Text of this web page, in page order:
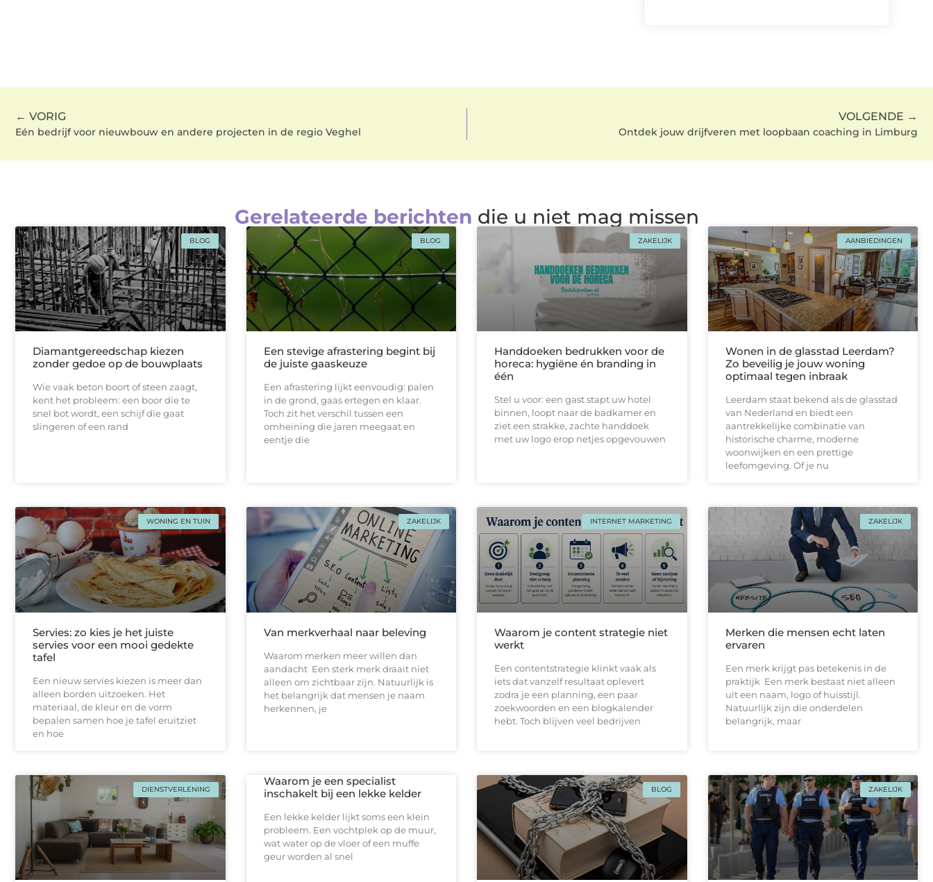
← VORIG
Eén bedrijf voor nieuwbouw en andere projecten in de regio Veghel
VOLGENDE →
Ontdek jouw drijfveren met loopbaan coaching in Limburg
Gerelateerde berichten die u niet mag missen
BLOG
Diamantgereedschap kiezen
zonder gedoe op de bouwplaats
Wie vaak beton boort of steen zaagt,
kent het probleem: een boor die te
snel bot wordt, een schijf die gaat
slingeren of een rand
BLOG
Een stevige afrastering begint bij
de juiste gaaskeuze
Een afrastering lijkt eenvoudig: palen
in de grond, gaas ertegen en klaar.
Toch zit het verschil tussen een
omheining die jaren meegaat en
eentje die
ZAKELIJK
Handdoeken bedrukken voor de
horeca: hygiëne én branding in
één
Stel u voor: een gast stapt uw hotel
binnen, loopt naar de badkamer en
ziet een strakke, zachtе handdoek
met uw logo erop netjes opgevouwen
AANBIEDINGEN
Wonen in de glasstad Leerdam?
Zo beveilig je jouw woning
optimaal tegen inbraak
Leerdam staat bekend als de glasstad
van Nederland en biedt een
aantrekkelijke combinatie van
historische charme, moderne
woonwijken en een prettige
leefomgeving. Of je nu
WONING EN TUIN
Servies: zo kies je het juiste
servies voor een mooi gedekte
tafel
Een nieuw servies kiezen is meer dan
alleen borden uitzoeken. Het
materiaal, de kleur en de vorm
bepalen samen hoe je tafel eruitziet
en hoe
ZAKELIJK
Van merkverhaal naar beleving
Waarom merken meer willen dan
aandacht Een sterk merk draait niet
alleen om zichtbaar zijn. Natuurlijk is
het belangrijk dat mensen je naam
herkennen, je
INTERNET MARKETING
Waarom je content strategie niet
werkt
Een contentstrategie klinkt vaak als
iets dat vanzelf resultaat oplevert
zodra je een planning, een paar
zoekwoorden en een blogkalender
hebt. Toch blijven veel bedrijven
ZAKELIJK
Merken die mensen echt laten
ervaren
Een merk krijgt pas betekenis in de
praktijk Een merk bestaat niet alleen
uit een naam, logo of huisstijl.
Natuurlijk zijn die onderdelen
belangrijk, maar
DIENSTVERLENING
Waarom je een specialist
inschakelt bij een lekke kelder
Een lekke kelder lijkt soms een klein
probleem. Een vochtplek op de muur,
wat water op de vloer of een muffe
geur worden al snel
BLOG ZAKELIJK